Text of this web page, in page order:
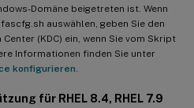
Domäne beigetreten ist. Wenn
auswählen, geben Sie den
(KDC) ein, wenn Sie vom Skript
Informationen finden Sie unter
konfigurieren
für RHEL 8.4, RHEL 7.9